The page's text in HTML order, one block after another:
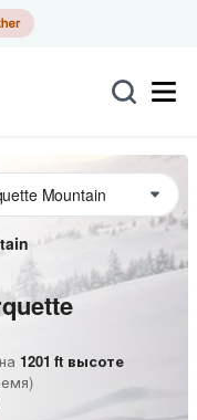
1201 ft высоте